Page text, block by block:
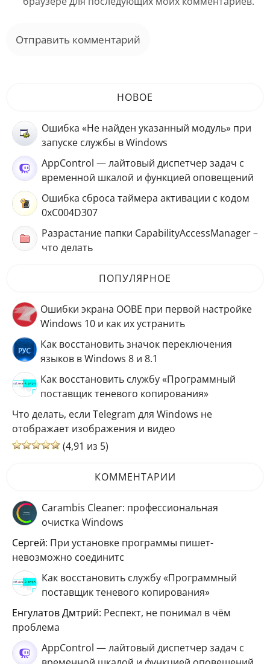
НОВОЕ
Ошибка «Не найден указанный модуль» при
запуске службы в Windows
AppControl — лайтовый диспетчер задач с
временной шкалой и функцией оповещений
Ошибка сброса таймера активации с кодом
0xC004D307
Разрастание папки CapabilityAccessManager –
что делать
ПОПУЛЯРНОЕ
Ошибки экрана OOBE при первой настройке
Windows 10 и как их устранить
Как восстановить значок переключения
языков в Windows 8 и 8.1
Как восстановить службу «Программный
поставщик теневого копирования»
Что делать, если Telegram для Windows не
отображает изображения и видео
(4,91 из 5)
КОММЕНТАРИИ
Carambis Cleaner: профессиональная
очистка Windows
Сергей: При установке программы пишет-
невозможно соединитс
Как восстановить службу «Программный
поставщик теневого копирования»
Енгулатов Дмтрий: Респект, не понимал в чём
проблема
AppControl — лайтовый диспетчер задач с